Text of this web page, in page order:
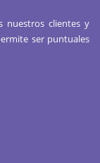
nuestros clientes y
ser puntuales